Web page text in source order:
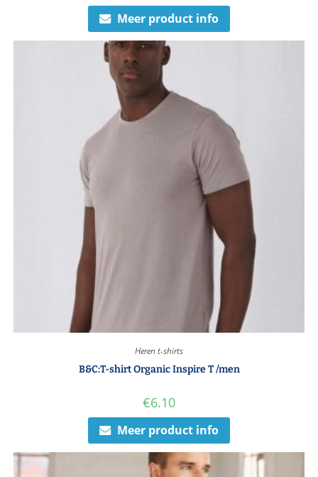
Meer product info
Heren t-shirts
B&C:T-shirt Organic Inspire T /men
€6.10
Meer product info